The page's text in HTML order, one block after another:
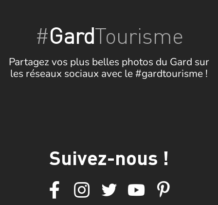
#GardTourisme
Partagez vos plus belles photos du Gard sur
les réseaux sociaux avec le #gardtourisme !
Suivez-nous !